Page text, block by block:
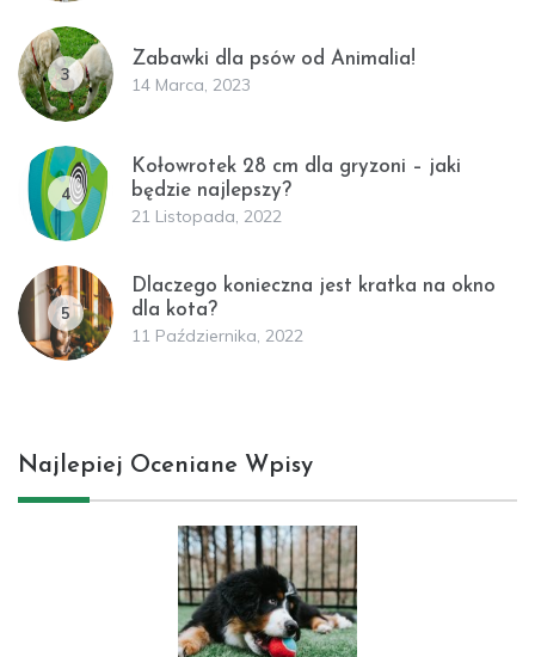
3
Zabawki dla psów od Animalia!
14 Marca, 2023
4
Kołowrotek 28 cm dla gryzoni – jaki
będzie najlepszy?
21 Listopada, 2022
5
Dlaczego konieczna jest kratka na okno
dla kota?
11 Października, 2022
Najlepiej Oceniane Wpisy